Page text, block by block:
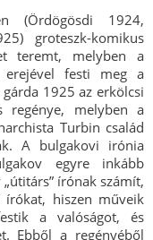
(Ördögösdi 1924,
groteszk-komikus
teremt, melyben a
festi meg a
1925 az erkölcsi
regénye, melyben a
Turbin család
A bulgakovi irónia
egyre inkább
írónak számít,
írókat, hiszen műveik
a valóságot, és
Ebből a regényéből